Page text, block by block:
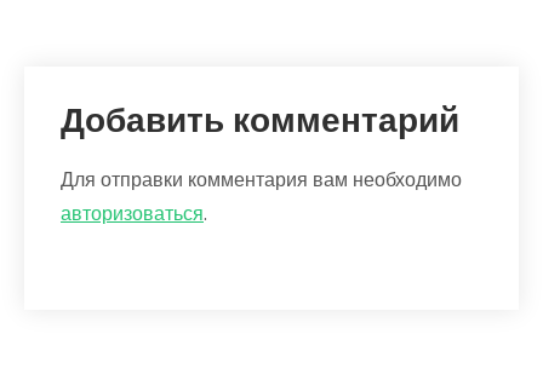
Добавить комментарий
Для отправки комментария вам необходимо
авторизоваться.